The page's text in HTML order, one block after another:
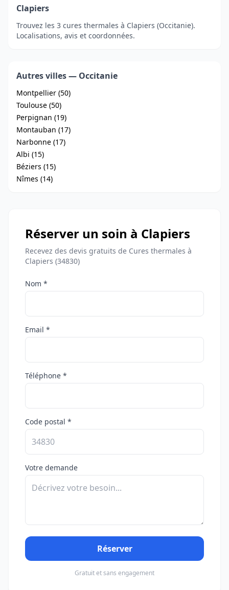
Clapiers
Trouvez les 3 cures thermales à Clapiers (Occitanie).
Localisations, avis et coordonnées.
Autres villes — Occitanie
Montpellier (50)
Toulouse (50)
Perpignan (19)
Montauban (17)
Narbonne (17)
Albi (15)
Béziers (15)
Nîmes (14)
Réserver un soin à Clapiers
Recevez des devis gratuits de Cures thermales à
Clapiers (34830)
Nom *
Email *
Téléphone *
Code postal *
Votre demande
Réserver
Gratuit et sans engagement